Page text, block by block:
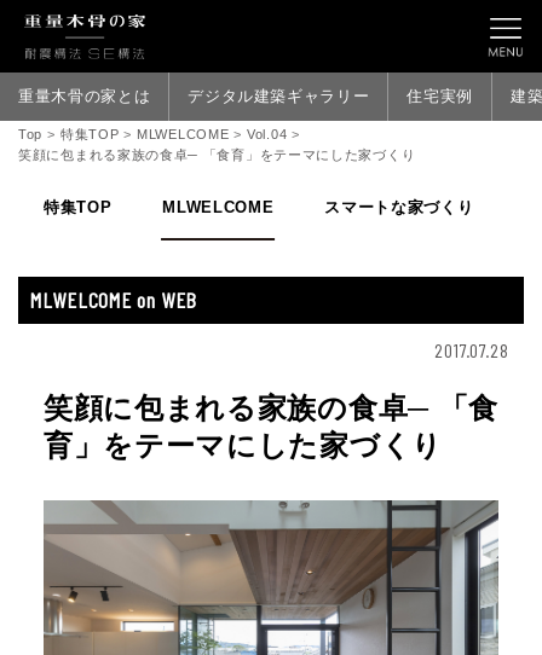
重量木骨の家とは デジタル建築ギャラリー 住宅実例 建
Top > 特集TOP > MLWELCOME > Vol.04 >
笑顔に包まれる家族の食卓─ 「食育」をテーマにした家づくり
特集TOP MLWELCOME スマートな家づくり
MLWELCOME on WEB
2017.07.28
笑顔に包まれる家族の食卓─ 「食
育」をテーマにした家づくり